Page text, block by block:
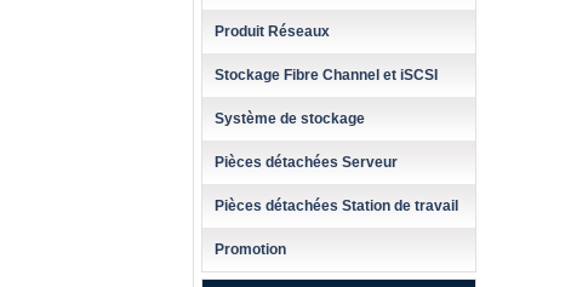
Produit Réseaux
Stockage Fibre Channel et iSCSI
Système de stockage
Pièces détachées Serveur
Pièces détachées Station de travail
Promotion